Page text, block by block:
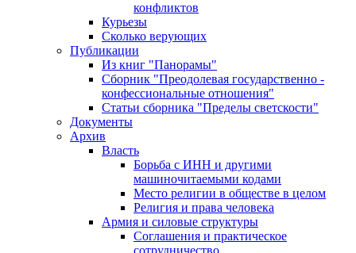
конфликтов
Курьезы
Сколько верующих
Публикации
Из книг "Панорамы"
Сборник "Преодолевая государственно -
конфессиональные отношения"
Статьи сборника "Пределы светскости"
Документы
Архив
Власть
Борьба с ИНН и другими
машиночитаемыми кодами
Место религии в обществе в целом
Религия и права человека
Армия и силовые структуры
Соглашения и практическое
сотрудничество